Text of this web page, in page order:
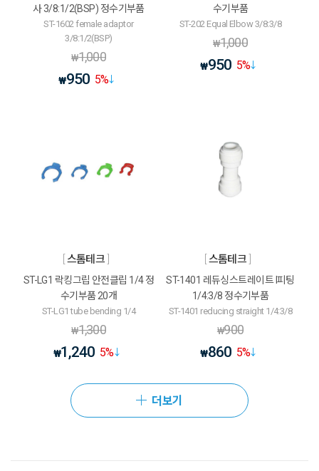
사 3/8:1/2(BSP) 정수기부품
ST-1602 female adaptor
3/8:1/2(BSP)
₩1,000
₩950 5%
수기부품
ST-202 Equal Elbow 3/8:3/8
₩1,000
₩950 5%
스톰테크
ST-LG1 락킹그립 안전클립 1/4 정
수기부품 20개
ST-LG1 tube bending 1/4
₩1,300
₩1,240 5%
스톰테크
ST-1401 레듀싱스트레이트 I피팅
1/4:3/8 정수기부품
ST-1401 reducing straight 1/4:3/8
₩900
₩860 5%
더보기